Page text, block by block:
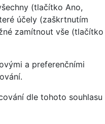
(tlačítko Ano,
účely (zaškrtnutím
zamítnout vše (tlačítko
a preferenčními
dle tohoto souhlasu